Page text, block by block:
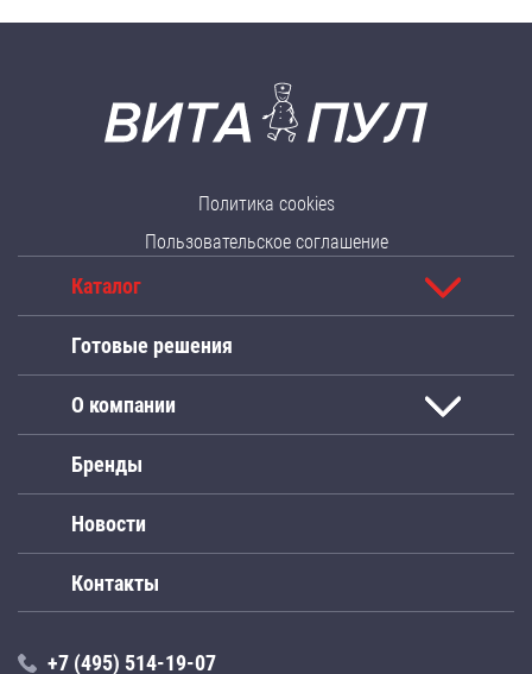
Политика cookies
Пользовательское соглашение
Каталог
Готовые решения
О компании
Бренды
Новости
Контакты
+7 (495) 514-19-07